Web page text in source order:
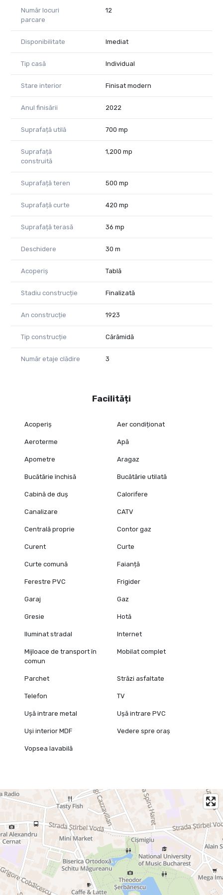
Număr locuri
parcare
12
Disponibilitate Imediat
Tip casă Individual
Stare interior Finisat modern
Anul finisării 2022
Suprafață utilă 700 mp
Suprafață
construită
1,200 mp
Suprafață teren 500 mp
Suprafață curte 420 mp
Suprafață terasă 36 mp
Deschidere 30 m
Acoperiș Tablă
Stadiu construcție Finalizată
An construcție 1923
Tip construcție Cărămidă
Număr etaje clădire 3
Facilități
Acoperiș Aer condiționat
Aeroterme Apă
Apometre Aragaz
Bucătărie închisă Bucătărie utilată
Cabină de duș Calorifere
Canalizare CATV
Centrală proprie Contor gaz
Curent Curte
Curte comună Faianță
Ferestre PVC Frigider
Garaj Gaz
Gresie Hotă
Iluminat stradal Internet
Mijloace de transport în
comun
Mobilat complet
Parchet Străzi asfaltate
Telefon TV
Ușă intrare metal Ușă intrare PVC
Uși interior MDF Vedere spre oraș
Vopsea lavabilă